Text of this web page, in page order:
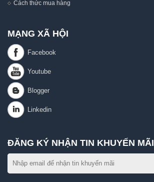
Cách thức mua hàng
MẠNG XÃ HỘI
ĐĂNG KÝ NHẬN TIN KHUYẾN MÃI